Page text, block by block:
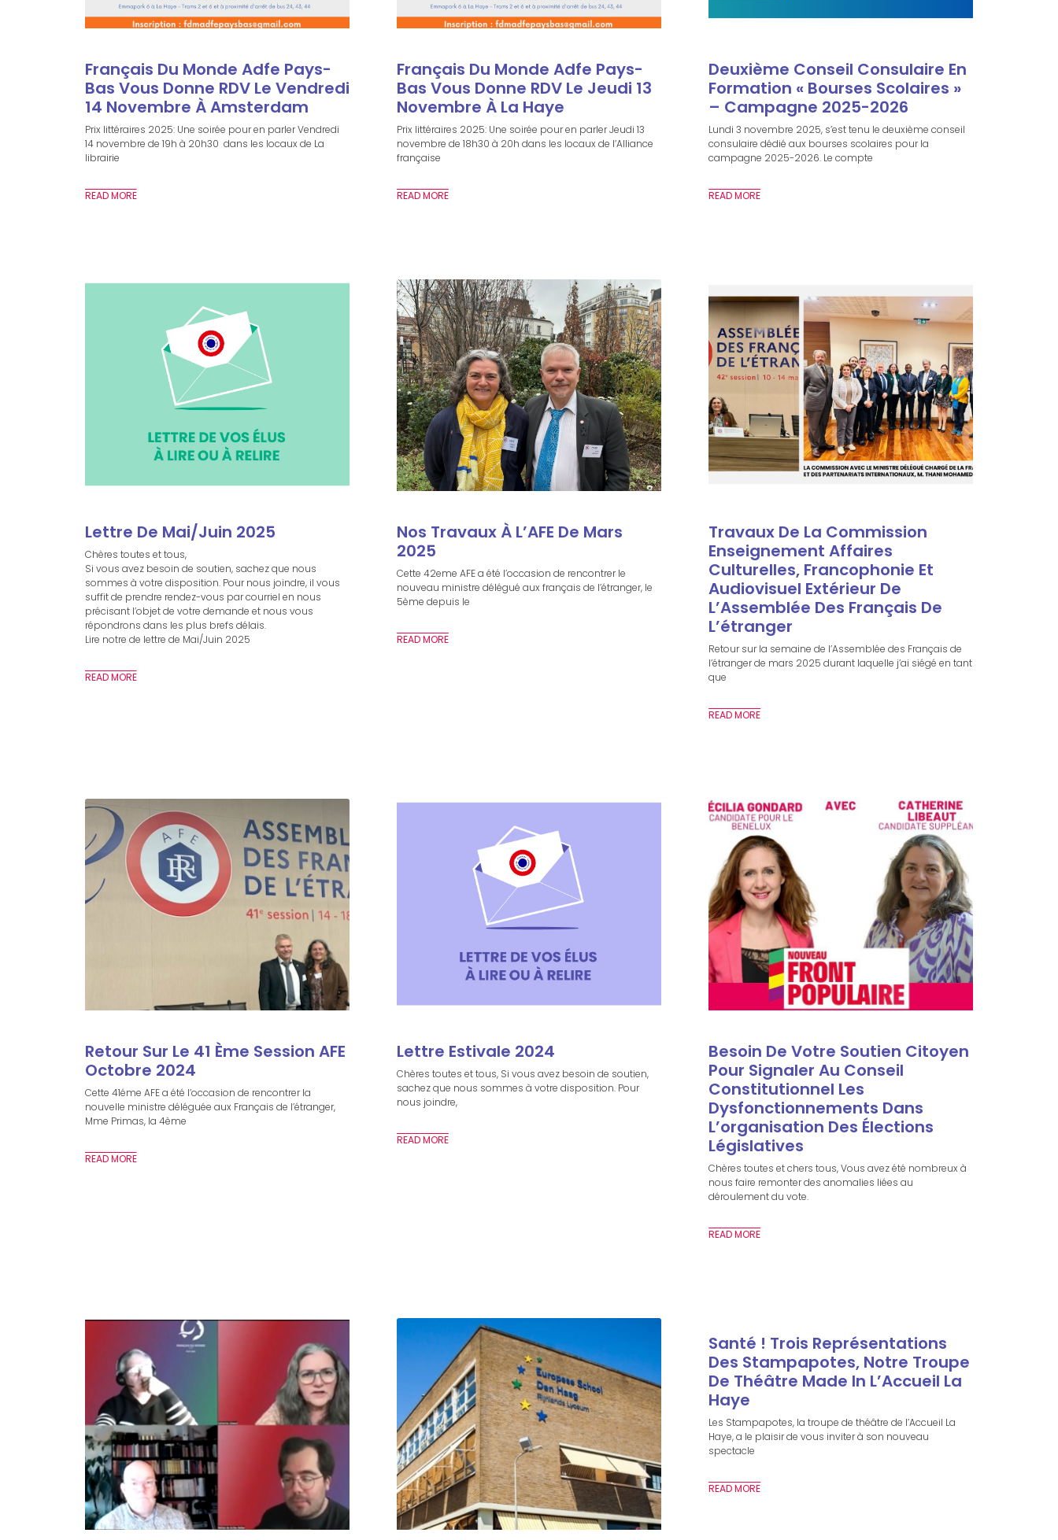
Français Du Monde Adfe Pays-
Bas Vous Donne RDV Le Vendredi
14 Novembre À Amsterdam
Prix littéraires 2025: Une soirée pour en parler Vendredi
14 novembre de 19h à 20h30 dans les locaux de La
librairie
READ MORE
Français Du Monde Adfe Pays-
Bas Vous Donne RDV Le Jeudi 13
Novembre À La Haye
Prix littéraires 2025: Une soirée pour en parler Jeudi 13
novembre de 18h30 à 20h dans les locaux de l’Alliance
française
READ MORE
Deuxième Conseil Consulaire En
Formation « Bourses Scolaires »
– Campagne 2025-2026
Lundi 3 novembre 2025, s’est tenu le deuxième conseil
consulaire dédié aux bourses scolaires pour la
campagne 2025-2026. Le compte
READ MORE
Lettre De Mai/Juin 2025
Chères toutes et tous,
Si vous avez besoin de soutien, sachez que nous
sommes à votre disposition. Pour nous joindre, il vous
suffit de prendre rendez-vous par courriel en nous
précisant l’objet de votre demande et nous vous
répondrons dans les plus brefs délais.
Lire notre de lettre de Mai/Juin 2025
READ MORE
Nos Travaux À L’AFE De Mars
2025
Cette 42eme AFE a été l’occasion de rencontrer le
nouveau ministre délégué aux français de l’étranger, le
5ème depuis le
READ MORE
Travaux De La Commission
Enseignement Affaires
Culturelles, Francophonie Et
Audiovisuel Extérieur De
L’Assemblée Des Français De
L’étranger
Retour sur la semaine de l’Assemblée des Français de
l’étranger de mars 2025 durant laquelle j’ai siégé en tant
que
READ MORE
Retour Sur Le 41 Ème Session AFE
Octobre 2024
Cette 41éme AFE a été l’occasion de rencontrer la
nouvelle ministre déléguée aux Français de l’étranger,
Mme Primas, la 4ème
READ MORE
Lettre Estivale 2024
Chères toutes et tous, Si vous avez besoin de soutien,
sachez que nous sommes à votre disposition. Pour
nous joindre,
READ MORE
Besoin De Votre Soutien Citoyen
Pour Signaler Au Conseil
Constitutionnel Les
Dysfonctionnements Dans
L’organisation Des Élections
Législatives
Chères toutes et chers tous, Vous avez été nombreux à
nous faire remonter des anomalies liées au
déroulement du vote.
READ MORE
Santé ! Trois Représentations
Des Stampapotes, Notre Troupe
De Théâtre Made In L’Accueil La
Haye
Les Stampapotes, la troupe de théâtre de l’Accueil La
Haye, a le plaisir de vous inviter à son nouveau
spectacle
READ MORE